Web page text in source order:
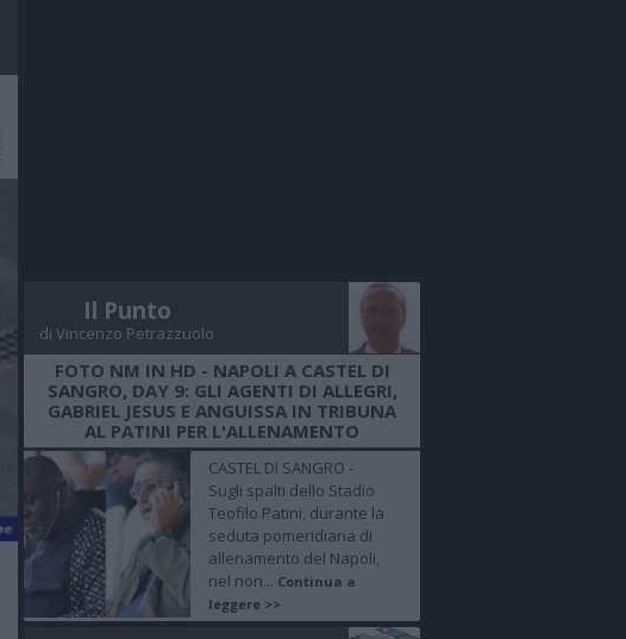
Il Punto
di Vincenzo Petrazzuolo
FOTO NM IN HD - NAPOLI A CASTEL DI
SANGRO, DAY 9: GLI AGENTI DI ALLEGRI,
GABRIEL JESUS E ANGUISSA IN TRIBUNA
AL PATINI PER L'ALLENAMENTO
CASTEL DI SANGRO -
Sugli spalti dello Stadio
Teofilo Patini, durante la
seduta pomeridiana di
allenamento del Napoli,
nel non... Continua a
leggere >>